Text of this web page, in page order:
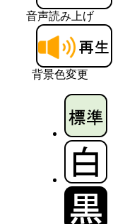
音声読み上げ
背景色変更